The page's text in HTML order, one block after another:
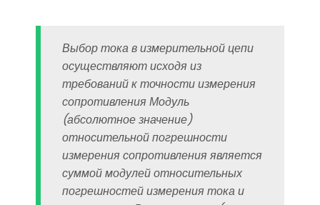
Выбор тока в измерительной цепи
осуществляют исходя из
требований к точности измерения
сопротивления Модуль
(абсолютное значение)
относительной погрешности
измерения сопротивления является
суммой модулей относительных
погрешностей измерения тока и